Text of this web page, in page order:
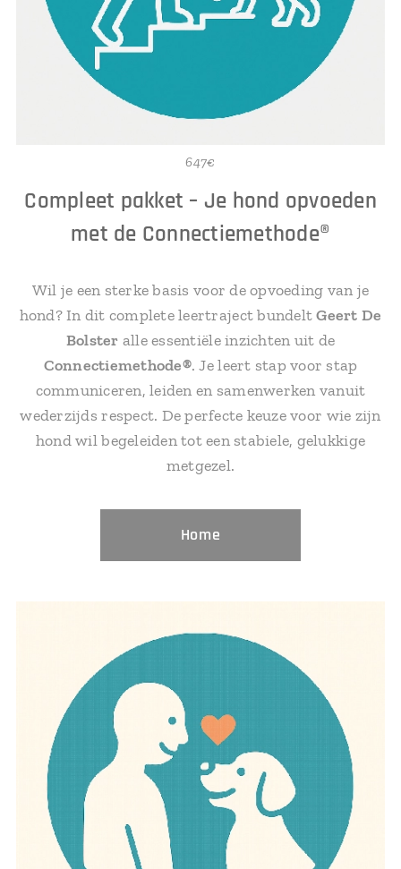
647€
Compleet pakket – Je hond opvoeden
met de Connectiemethode®
Wil je een sterke basis voor de opvoeding van je
hond? In dit complete leertraject bundeltGeert De
Bolster alle essentiële inzichten uit de
Connectiemethode®. Je leert stap voor stap
communiceren, leiden en samenwerken vanuit
wederzijds respect. De perfecte keuze voor wie zijn
hond wil begeleiden tot een stabiele, gelukkige
metgezel.
Home